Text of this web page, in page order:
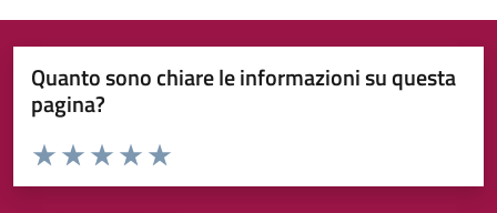
Quanto sono chiare le informazioni su questa
pagina?
Valuta da 1 a 5 stelle la pagina
Valuta 5 stelle su 5
Valuta 4 stelle su 5
Valuta 3 stelle su 5
Valuta 2 stelle su 5
Valuta 1 stelle su 5